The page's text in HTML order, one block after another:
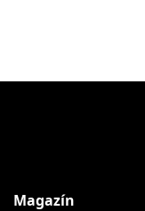
Magazín